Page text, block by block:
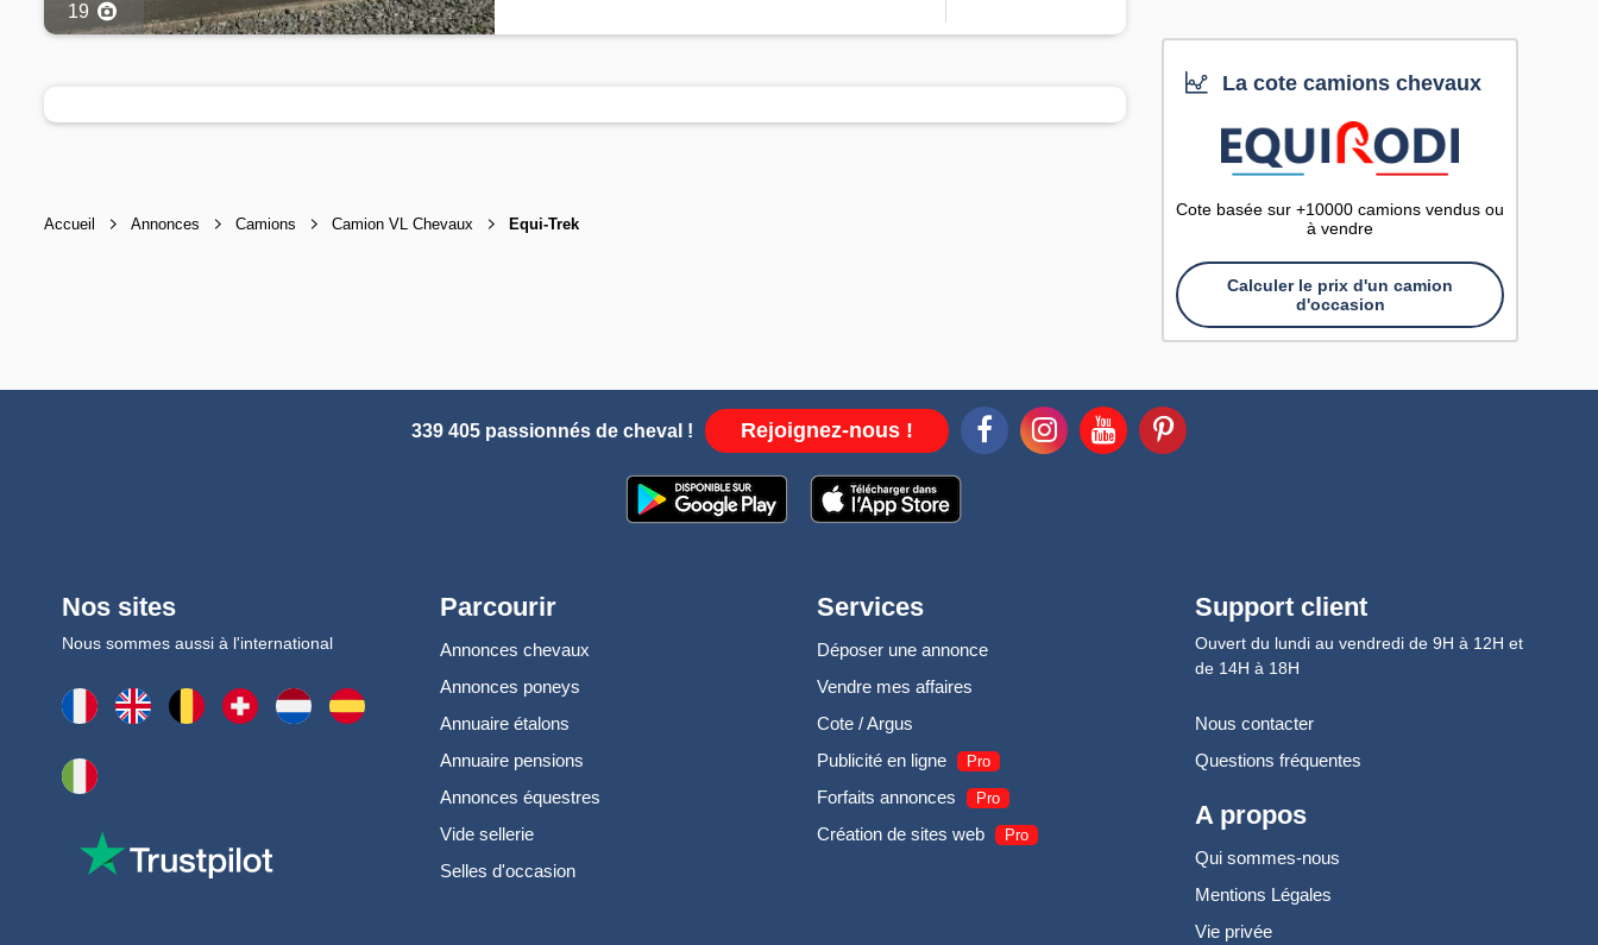
19
Accueil Annonces Camions Camion VL Chevaux Equi-Trek
La cote camions chevaux
Cote basée sur +10000 camions vendus ou
à vendre
Calculer le prix d'un camion
d'occasion
339 405 passionnés de cheval ! Rejoignez-nous !
Nos sites
Nous sommes aussi à l'international
Parcourir
Annonces chevaux
Annonces poneys
Annuaire étalons
Annuaire pensions
Annonces équestres
Vide sellerie
Selles d'occasion
Services
Déposer une annonce
Vendre mes affaires
Cote / Argus
Publicité en ligne
Pro
Forfaits annonces Pro
Création de sites web Pro
Support client
Ouvert du lundi au vendredi de 9H à 12H et
de 14H à 18H
Nous contacter
Questions fréquentes
A propos
Qui sommes-nous
Mentions Légales
Vie privée